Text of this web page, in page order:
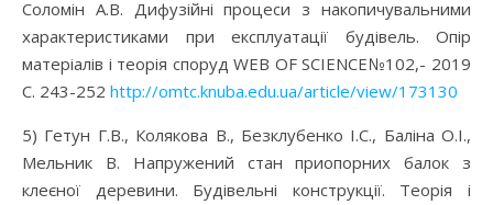
Соломін А.В. Дифузійні процеси з накопичувальними
характеристиками при експлуатації будівель. Опір
матеріалів і теорія споруд WEB OF SCIENCE№102,- 2019
С. 243-252 http://omtc.knuba.edu.ua/article/view/173130
5) Гетун Г.В., Колякова В., Безклубенко І.С., Баліна О.І.,
Мельник В. Напружений стан приопорних балок з
клеєної деревини. Будівельні конструкції. Теорія і